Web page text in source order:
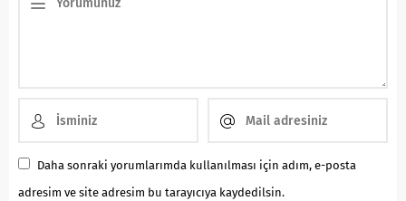
Daha sonraki yorumlarımda kullanılması için adım, e-posta
adresim ve site adresim bu tarayıcıya kaydedilsin.